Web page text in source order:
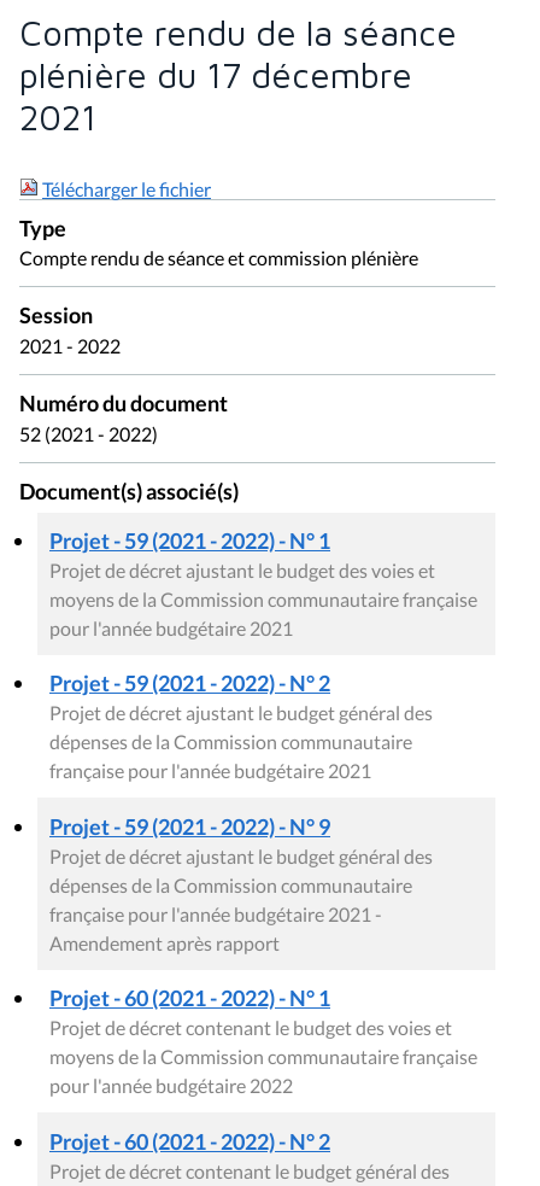
Compte rendu de la séance
plénière du 17 décembre
2021
Télécharger le fichier
Type
Compte rendu de séance et commission plénière
Session
2021 - 2022
Numéro du document
52 (2021 - 2022)
Document(s) associé(s)
Projet - 59 (2021 - 2022) - N° 1
Projet de décret ajustant le budget des voies et
moyens de la Commission communautaire française
pour l'année budgétaire 2021
Projet - 59 (2021 - 2022) - N° 2
Projet de décret ajustant le budget général des
dépenses de la Commission communautaire
française pour l'année budgétaire 2021
Projet - 59 (2021 - 2022) - N° 9
Projet de décret ajustant le budget général des
dépenses de la Commission communautaire
française pour l'année budgétaire 2021 -
Amendement après rapport
Projet - 60 (2021 - 2022) - N° 1
Projet de décret contenant le budget des voies et
moyens de la Commission communautaire française
pour l'année budgétaire 2022
Projet - 60 (2021 - 2022) - N° 2
Projet de décret contenant le budget général des